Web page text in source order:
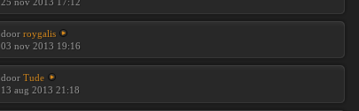
door roygalis
03 nov 2013 19:16
door Tude
13 aug 2013 21:18